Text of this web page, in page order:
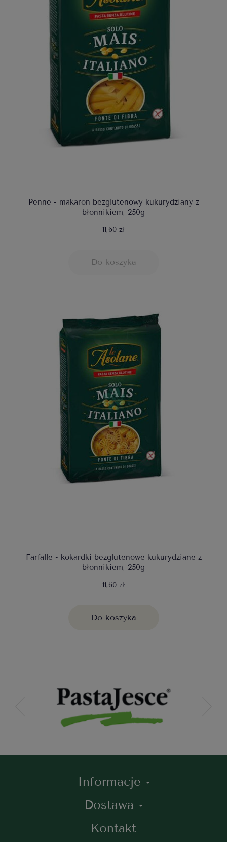
Penne - makaron bezglutenowy kukurydziany z
błonnikiem, 250g
11,60 zł
Do koszyka
Farfalle - kokardki bezglutenowe kukurydziane z
błonnikiem, 250g
11,60 zł
Do koszyka
Informacje
Dostawa
Kontakt